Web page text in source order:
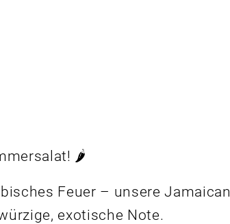
🌶️
Feuer – unsere Jamaican
exotische Note.